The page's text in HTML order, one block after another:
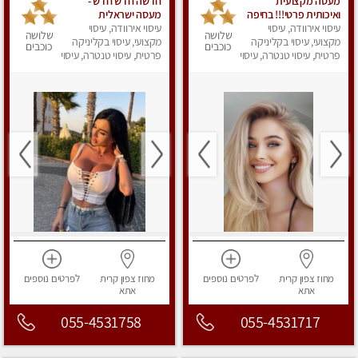
ואיכותית פרטי!!! בחיפה
עיסוי אירוודה, עיסוי
מקצועי, עיסוי בקליניקה
פרטית, עיסוי טנטרה, עיסוי
שלושה
כוכבים
מחוז צפוןקרית
אתא
לפרטים נוספים
055-4531717
מעסה ישראלית
מהממת, חדשה לגמרי
בקריות
עיסוי אירוודה, עיסוי
מקצועי, עיסוי בקליניקה
פרטית, עיסוי טנטרה, עיסוי
שלושה
כוכבים
מחוז צפוןקרית
אתא
לפרטים נוספים
055-4531758